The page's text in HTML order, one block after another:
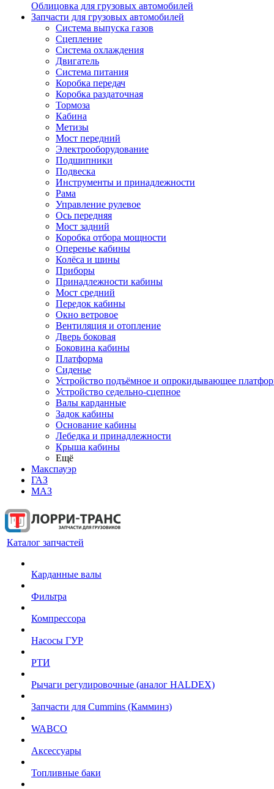
Облицовка для грузовых автомобилей
Запчасти для грузовых автомобилей
Система выпуска газов
Сцепление
Система охлаждения
Двигатель
Система питания
Коробка передач
Коробка раздаточная
Тормоза
Кабина
Метизы
Мост передний
Электрооборудование
Подшипники
Подвеска
Инструменты и принадлежности
Рама
Управление рулевое
Ось передняя
Мост задний
Коробка отбора мощности
Оперенье кабины
Колёса и шины
Приборы
Принадлежности кабины
Мост средний
Передок кабины
Окно ветровое
Вентиляция и отопление
Дверь боковая
Боковина кабины
Платформа
Сиденье
Устройство подъёмное и опрокидывающее
Устройство седельно-сцепное
Валы карданные
Задок кабины
Основание кабины
Лебедка и принадлежности
Крыша кабины
Ещё
Макспауэр
ГАЗ
МАЗ
Каталог запчастей
Карданные валы
Фильтра
Компрессора
Насосы ГУР
РТИ
Рычаги регулировочные (аналог HALDEX)
Запчасти для Cummins (Камминз)
WABCO
Аксессуары
Топливные баки